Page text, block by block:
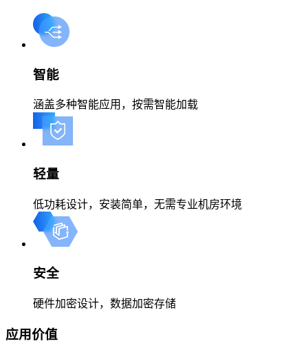
智能
涵盖多种智能应用，按需智能加载
轻量
低功耗设计，安装简单，无需专业机房环境
安全
硬件加密设计，数据加密存储
应用价值